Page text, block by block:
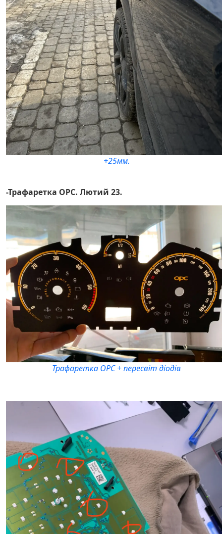
+25мм.
-Трафаретка OPC. Лютий 23.
Трафаретка OPC + пересвіт діодів